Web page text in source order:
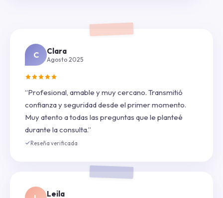
C Clara
Agosto 2025
“Profesional, amable y muy cercano. Transmitió
confianza y seguridad desde el primer momento.
Muy atento a todas las preguntas que le planteé
durante la consulta.”
Reseña verificada
Leila